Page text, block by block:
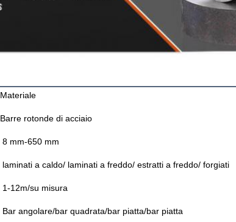
Materiale
Barre rotonde di acciaio
8 mm-650 mm
laminati a caldo/ laminati a freddo/ estratti a freddo/ forgiati
1-12m/su misura
Bar angolare/bar quadrata/bar piatta/bar piatta